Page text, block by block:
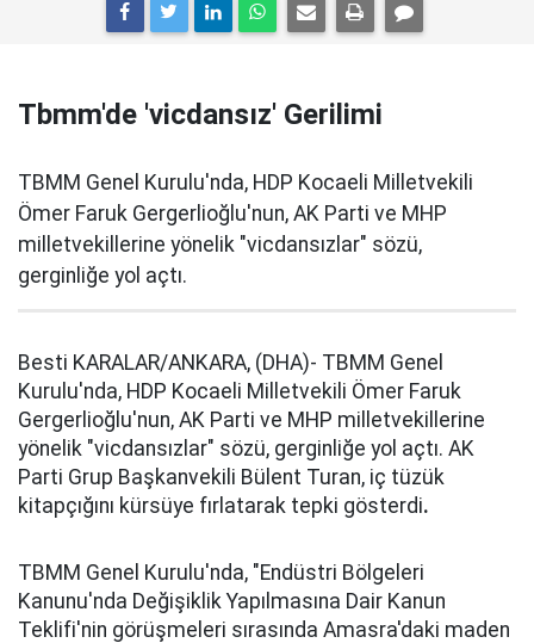
Tbmm'de 'vicdansız' Gerilimi
TBMM Genel Kurulu'nda, HDP Kocaeli Milletvekili
Ömer Faruk Gergerlioğlu'nun, AK Parti ve MHP
milletvekillerine yönelik "vicdansızlar" sözü,
gerginliğe yol açtı.
Besti KARALAR/ANKARA, (DHA)- TBMM Genel
Kurulu'nda, HDP Kocaeli Milletvekili Ömer Faruk
Gergerlioğlu'nun, AK Parti ve MHP milletvekillerine
yönelik "vicdansızlar" sözü, gerginliğe yol açtı. AK
Parti Grup Başkanvekili Bülent Turan, iç tüzük
kitapçığını kürsüye fırlatarak tepki gösterdi.
TBMM Genel Kurulu'nda, "Endüstri Bölgeleri
Kanunu'nda Değişiklik Yapılmasına Dair Kanun
Teklifi'nin görüşmeleri sırasında Amasra'daki maden